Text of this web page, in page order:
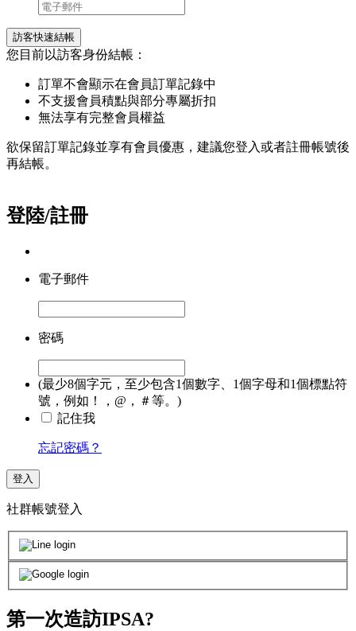
訪客快速結帳
您目前以訪客身份結帳：
訂單不會顯示在會員訂單記錄中
不支援會員積點與部分專屬折扣
無法享有完整會員權益
欲保留訂單記錄並享有會員優惠，建議您登入或者註冊帳號後
再結帳。
登陸/註冊
電子郵件
密碼
(最少8個字元，至少包含1個數字、1個字母和1個標點符
號，例如！，@，＃等。)
記住我
忘記密碼？
登入
社群帳號登入
第一次造訪IPSA?